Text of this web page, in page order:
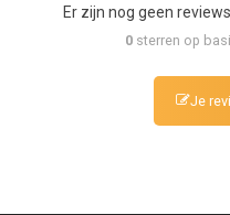
Er zijn nog geen
0 sterren op
Je